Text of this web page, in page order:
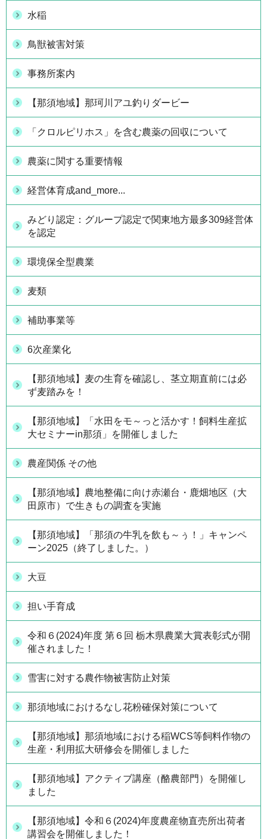
水稲
鳥獣被害対策
事務所案内
【那須地域】那珂川アユ釣りダービー
「クロルピリホス」を含む農薬の回収について
農薬に関する重要情報
経営体育成and_more...
みどり認定：グループ認定で関東地方最多309経営体
を認定
環境保全型農業
麦類
補助事業等
6次産業化
【那須地域】麦の生育を確認し、茎立期直前には必
ず麦踏みを！
【那須地域】「水田をモ～っと活かす！飼料生産拡
大セミナーin那須」を開催しました
農産関係 その他
【那須地域】農地整備に向け赤瀬台・鹿畑地区（大
田原市）で生きもの調査を実施
【那須地域】「那須の牛乳を飲も～ぅ！」キャンペ
ーン2025（終了しました。）
大豆
担い手育成
令和６(2024)年度 第６回 栃木県農業大賞表彰式が開
催されました！
雪害に対する農作物被害防止対策
那須地域におけるなし花粉確保対策について
【那須地域】那須地域における稲WCS等飼料作物の
生産・利用拡大研修会を開催しました
【那須地域】アクティブ講座（酪農部門）を開催し
ました
【那須地域】令和６(2024)年度農産物直売所出荷者
講習会を開催しました！